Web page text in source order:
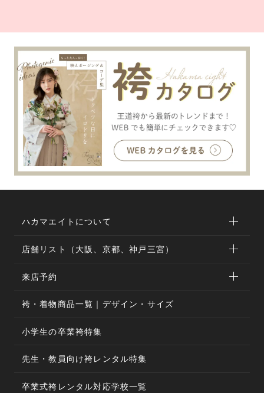
ハカマエイトについて
店舗リスト（大阪、京都、神戸三宮）
来店予約
袴・着物商品一覧｜デザイン・サイズ
小学生の卒業袴特集
先生・教員向け袴レンタル特集
卒業式袴レンタル対応学校一覧